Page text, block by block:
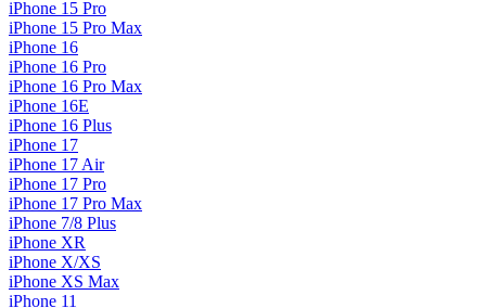
iPhone 15 Pro
iPhone 15 Pro Max
iPhone 16
iPhone 16 Pro
iPhone 16 Pro Max
iPhone 16E
iPhone 16 Plus
iPhone 17
iPhone 17 Air
iPhone 17 Pro
iPhone 17 Pro Max
iPhone 7/8 Plus
iPhone XR
iPhone X/XS
iPhone XS Max
iPhone 11